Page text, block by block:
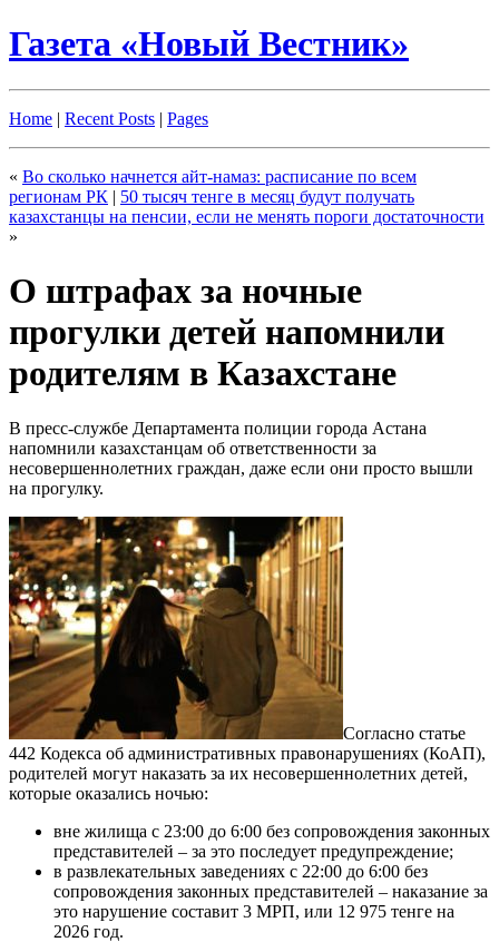
Газета «Новый Вестник»
Home | Recent Posts | Pages
« Во сколько начнется айт-намаз: расписание по всем
регионам РК | 50 тысяч тенге в месяц будут получать
казахстанцы на пенсии, если не менять пороги достаточности
»
О штрафах за ночные
прогулки детей напомнили
родителям в Казахстане
В пресс-службе Департамента полиции города Астана
напомнили казахстанцам об ответственности за
несовершеннолетних граждан, даже если они просто вышли
на прогулку.
Согласно статье
442 Кодекса об административных правонарушениях (КоАП),
родителей могут наказать за их несовершеннолетних детей,
которые оказались ночью:
вне жилища с 23:00 до 6:00 без сопровождения законных
представителей – за это последует предупреждение;
в развлекательных заведениях с 22:00 до 6:00 без
сопровождения законных представителей – наказание за
это нарушение составит 3 МРП, или 12 975 тенге на
2026 год.